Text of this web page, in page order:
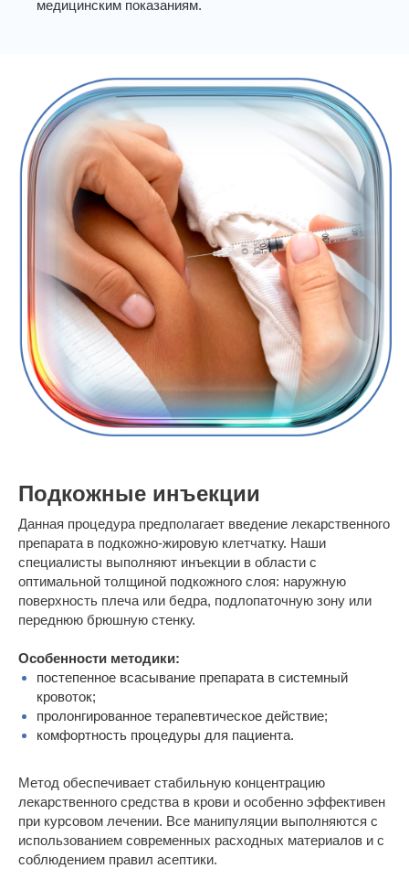
медицинским показаниям.
Подкожные инъекции
Данная процедура предполагает введение лекарственного
препарата в подкожно-жировую клетчатку. Наши
специалисты выполняют инъекции в области с
оптимальной толщиной подкожного слоя: наружную
поверхность плеча или бедра, подлопаточную зону или
переднюю брюшную стенку.
Особенности методики:
постепенное всасывание препарата в системный
кровоток;
пролонгированное терапевтическое действие;
комфортность процедуры для пациента.
Метод обеспечивает стабильную концентрацию
лекарственного средства в крови и особенно эффективен
при курсовом лечении. Все манипуляции выполняются с
использованием современных расходных материалов и с
соблюдением правил асептики.